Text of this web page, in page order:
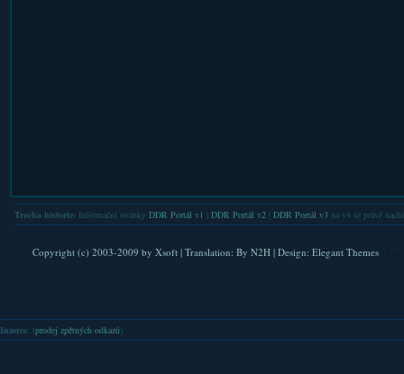
Trocha historie: Informační stránky DDR Portál v1 DDR Portál v2| DDR Portál v3na v4 se právě
Copyright (c) 2003-2009 by Xsoft| Translation: By N2H| Design: Elegant Themes
Inzerce: (prodej zpětných odkazů )